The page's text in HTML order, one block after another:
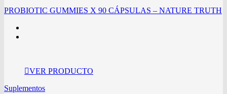
PROBIOTIC GUMMIES X 90 CÁPSULAS – NATURE TRUTH
VER PRODUCTO
Suplementos